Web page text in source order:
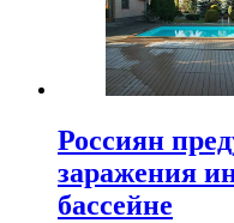
Россиян
заражения
бассейне